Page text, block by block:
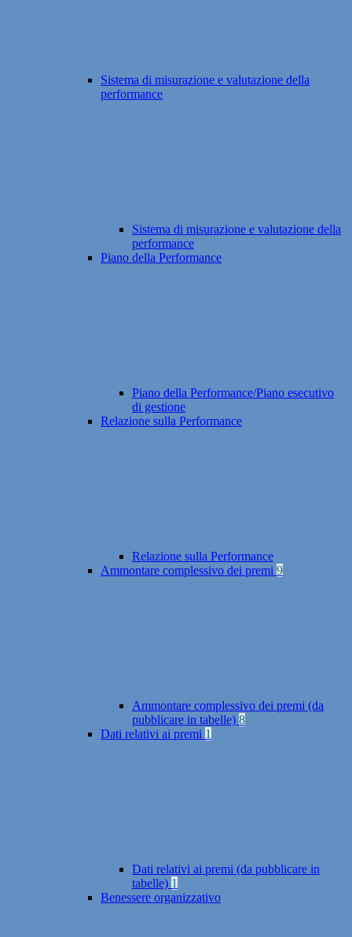
Sistema di misurazione e valutazione della
performance
Sistema di misurazione e valutazione della
performance
Piano della Performance
Piano della Performance/Piano esecutivo
di gestione
Relazione sulla Performance
Relazione sulla Performance
Ammontare complessivo dei premi 9
Ammontare complessivo dei premi (da
pubblicare in tabelle) 8
Dati relativi ai premi 1
Dati relativi ai premi (da pubblicare in
tabelle) 1
Benessere organizzativo